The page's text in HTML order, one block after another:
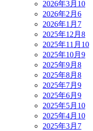
2026年3月 10
2026年2月 6
2026年1月 7
2025年12月 8
2025年11月 10
2025年10月 9
2025年9月 8
2025年8月 8
2025年7月 9
2025年6月 9
2025年5月 10
2025年4月 10
2025年3月 7